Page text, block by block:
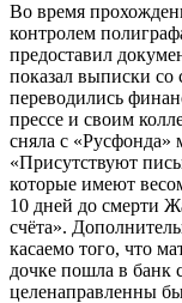
Во время
контролем
предоставил
показал выписки со
переводились
прессе и своим
сняла с
«Присутствуют
которые имеют
10 дней до смерти
счёта».
касаемо того, что
дочке пошла в банк
целенаправленны